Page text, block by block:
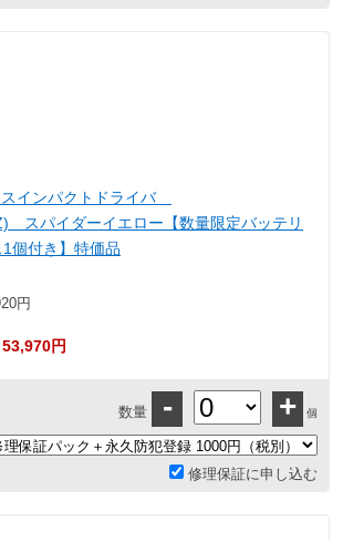
インパクトドライバ
スパイダーイエロー【数量限定バッテリ
個付き】特価品
円
53,970円
数量 - + 個
修理保証に申し込む